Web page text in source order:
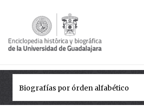
Presentación